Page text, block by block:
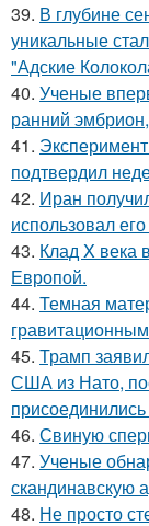
39. В глубине
уникальные
"Адские
40. Ученые
ранний
41.
подтвердил
42. Иран
использовал
43. Клад X века
Европой.
44. Темная
45. Трамп
США из Нато,
46. Свиную
47. Ученые
скандинавскую
48. Не просто